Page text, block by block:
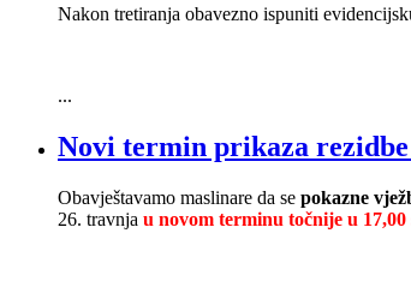
Nakon tretiranja obavezno ispuniti
...
Novi termin prikaza
Obavještavamo maslinare da se pokazne
26. travnja u novom terminu točnije u 17,00